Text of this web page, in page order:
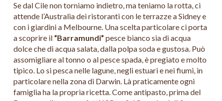
Se dal Cile non torniamo indietro, ma teniamo la rotta, ci
attende l’Australia dei ristoranti con le terrazze a Sidney e
con i giardini a Melbourne. Una scelta particolare ci porta
a scoprire il “Barramundi” pesce bianco sia di acqua
dolce che di acqua salata, dalla polpa soda e gustosa. Può
assomigliare al tonno o al pesce spada, è pregiato e molto
tipico. Lo si pesca nelle lagune, negli estuari e nei fiumi, in
particolare nella zona di Darwin. Là praticamente ogni
famiglia ha la propria ricetta. Come antipasto, prima del